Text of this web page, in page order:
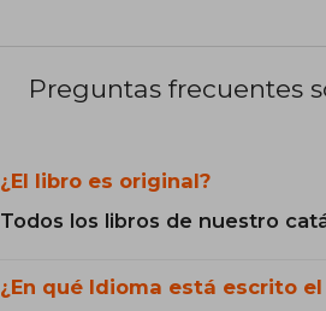
Preguntas frecuentes
¿El libro es original?
Todos los libros de nuestro
¿En qué Idioma está escrito el